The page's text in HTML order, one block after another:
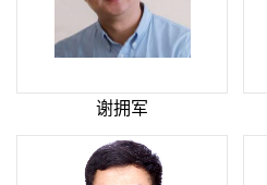
谢拥军